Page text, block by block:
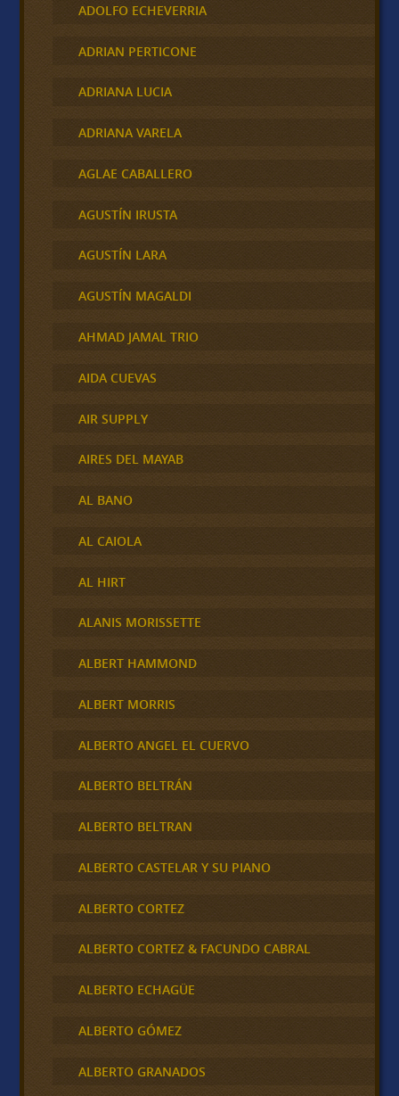
ADOLFO ECHEVERRIA
ADRIAN PERTICONE
ADRIANA LUCIA
ADRIANA VARELA
AGLAE CABALLERO
AGUSTÍN IRUSTA
AGUSTÍN LARA
AGUSTÍN MAGALDI
AHMAD JAMAL TRIO
AIDA CUEVAS
AIR SUPPLY
AIRES DEL MAYAB
AL BANO
AL CAIOLA
AL HIRT
ALANIS MORISSETTE
ALBERT HAMMOND
ALBERT MORRIS
ALBERTO ANGEL EL CUERVO
ALBERTO BELTRÁN
ALBERTO BELTRAN
ALBERTO CASTELAR Y SU PIANO
ALBERTO CORTEZ
ALBERTO CORTEZ & FACUNDO CABRAL
ALBERTO ECHAGÜE
ALBERTO GÓMEZ
ALBERTO GRANADOS